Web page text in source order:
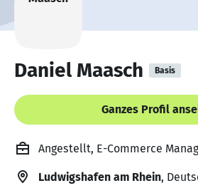
Daniel Maasch Basis
Ganzes Profil
Angestellt, E-Commerce
Ludwigshafen am Rhein,